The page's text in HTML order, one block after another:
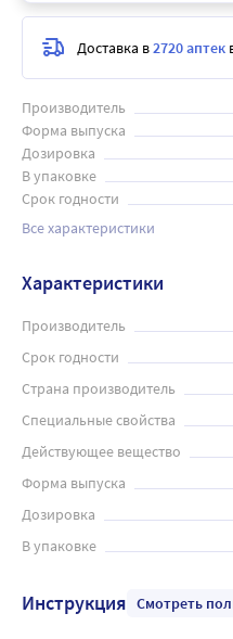
Производитель
Форма выпуска
Дозировка
В упаковке
Срок годности
Все характеристики
Доставка в2720 аптек
Характеристики
Производитель
Срок годности
Страна производитель
Специальные свойства
Действующее вещество
Форма выпуска
Дозировка
В упаковке
Инструкция Смотреть